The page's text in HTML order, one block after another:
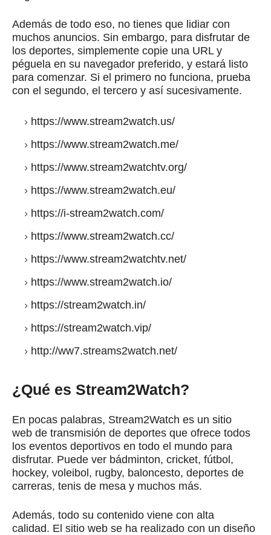
Además de todo eso, no tienes que lidiar con
muchos anuncios. Sin embargo, para disfrutar de
los deportes, simplemente copie una URL y
péguela en su navegador preferido, y estará listo
para comenzar. Si el primero no funciona, prueba
con el segundo, el tercero y así sucesivamente.
https://www.stream2watch.us/
https://www.stream2watch.me/
https://www.stream2watchtv.org/
https://www.stream2watch.eu/
https://i-stream2watch.com/
https://www.stream2watch.cc/
https://www.stream2watchtv.net/
https://www.stream2watch.io/
https://stream2watch.in/
https://stream2watch.vip/
http://ww7.streams2watch.net/
¿Qué es Stream2Watch?
En pocas palabras, Stream2Watch es un sitio
web de transmisión de deportes que ofrece todos
los eventos deportivos en todo el mundo para
disfrutar. Puede ver bádminton, cricket, fútbol, ​​
hockey, voleibol, rugby, baloncesto, deportes de
carreras, tenis de mesa y muchos más.
Además, todo su contenido viene con alta
calidad. El sitio web se ha realizado con un diseño